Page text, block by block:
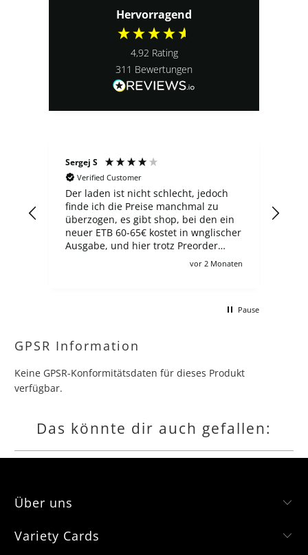
Hervorragend
4,92 Rating
311 Bewertungen
Sergej S
Verified Customer
Der laden ist nicht schlecht, jedoch
finde ich die Preise manchmal zu
überzogen, es gibt shop, bei den ein
neuer ETB 60-65€ kostet in wnglischer
Ausgabe, und hier trotz Preorder
vor 2 Monaten
Pause
GPSR Information
Keine GPSR-Konformitätsdaten für dieses Produkt
verfügbar.
Das könnte dir auch gefallen:
Über uns
Variety Cards